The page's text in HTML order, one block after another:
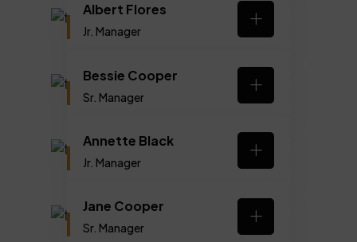
Albert Flores
Jr. Manager
Bessie Cooper
Sr. Manager
Annette Black
Jr. Manager
Jane Cooper
Sr. Manager